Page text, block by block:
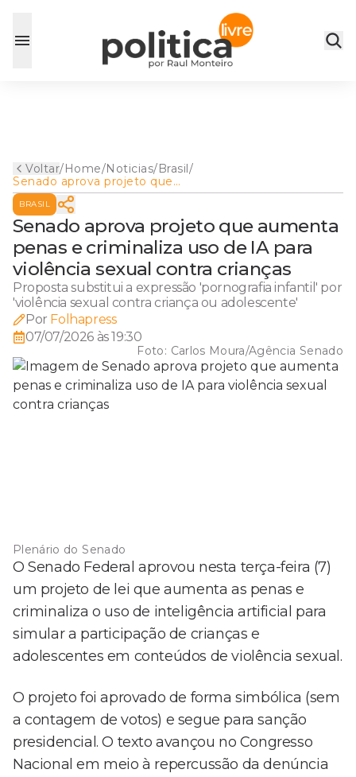
Voltar/Home/Noticias/Brasil/
Senado aprova projeto que
aumenta penas e criminaliza
uso de IA para violência
sexual contra crianças
BRASIL
Senado aprova projeto que aumenta
penas e criminaliza uso de IA para
violência sexual contra crianças
Proposta substitui a expressão 'pornografia infantil' por
'violência sexual contra criança ou adolescente'
Por Folhapress
07/07/2026 às 19:30
Foto: Carlos Moura/Agência Senado
Plenário do Senado
O Senado Federal aprovou nesta terça-feira (7)
um projeto de lei que aumenta as penas e
criminaliza o uso de inteligência artificial para
simular a participação de crianças e
adolescentes em conteúdos de violência sexual.
O projeto foi aprovado de forma simbólica (sem
a contagem de votos) e segue para sanção
presidencial. O texto avançou no Congresso
Nacional em meio à repercussão da denúncia